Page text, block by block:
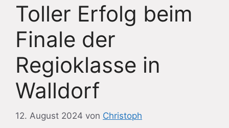
Toller Erfolg beim
Finale der
Regioklasse in
Walldorf
12. August 2024 von Christoph